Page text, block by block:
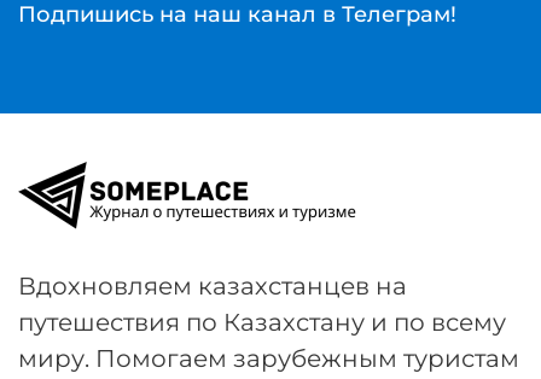
Подпишись на наш канал в Телеграм!
Вдохновляем казахстанцев на
путешествия по Казахстану и по всему
миру. Помогаем зарубежным туристам